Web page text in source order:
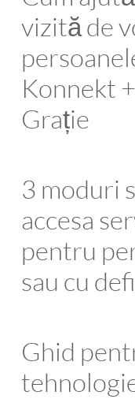
vizită de
Konnekt
Grație
3 moduri
accesa
pentru
sau cu
Ghid